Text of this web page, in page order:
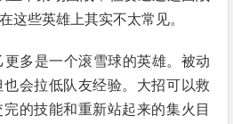
这些英雄上其实不太常见。
多是一个滚雪球的英雄。被动
会拉低队友经验。大招可以救
的技能和重新站起来的集火目